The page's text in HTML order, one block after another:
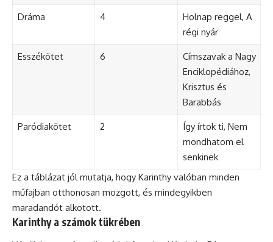
Dráma 4
Holnap reggel, A
régi nyár
Esszékötet 6
Címszavak a Nagy
Enciklopédiához,
Krisztus és
Barabbás
Paródiakötet 2
Így írtok ti, Nem
mondhatom el
senkinek
Ez a táblázat jól mutatja, hogy Karinthy valóban minden
műfajban otthonosan mozgott, és mindegyikben
maradandót alkotott.
Karinthy a számok tükrében